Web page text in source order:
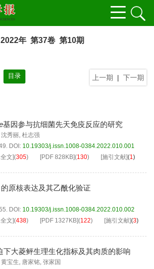
2022年 第37卷 第10期
上一期 | 下一期
目录
基因参与抗细菌先天免疫反应的研究
沈秀丽, 杜志强
DOI: 10.19303/j.issn.1008-0384.2022.010.001
文](305) [PDF 828KB](130) [施引文献](1)
原核表达及其乙酰化验证
DOI: 10.19303/j.issn.1008-0384.2022.010.002
文](438) [PDF 1327KB](122) [施引文献](3)
下大菱鲆生理生化指标及其肉质的影响
黄宝生, 唐家铭, 张家国